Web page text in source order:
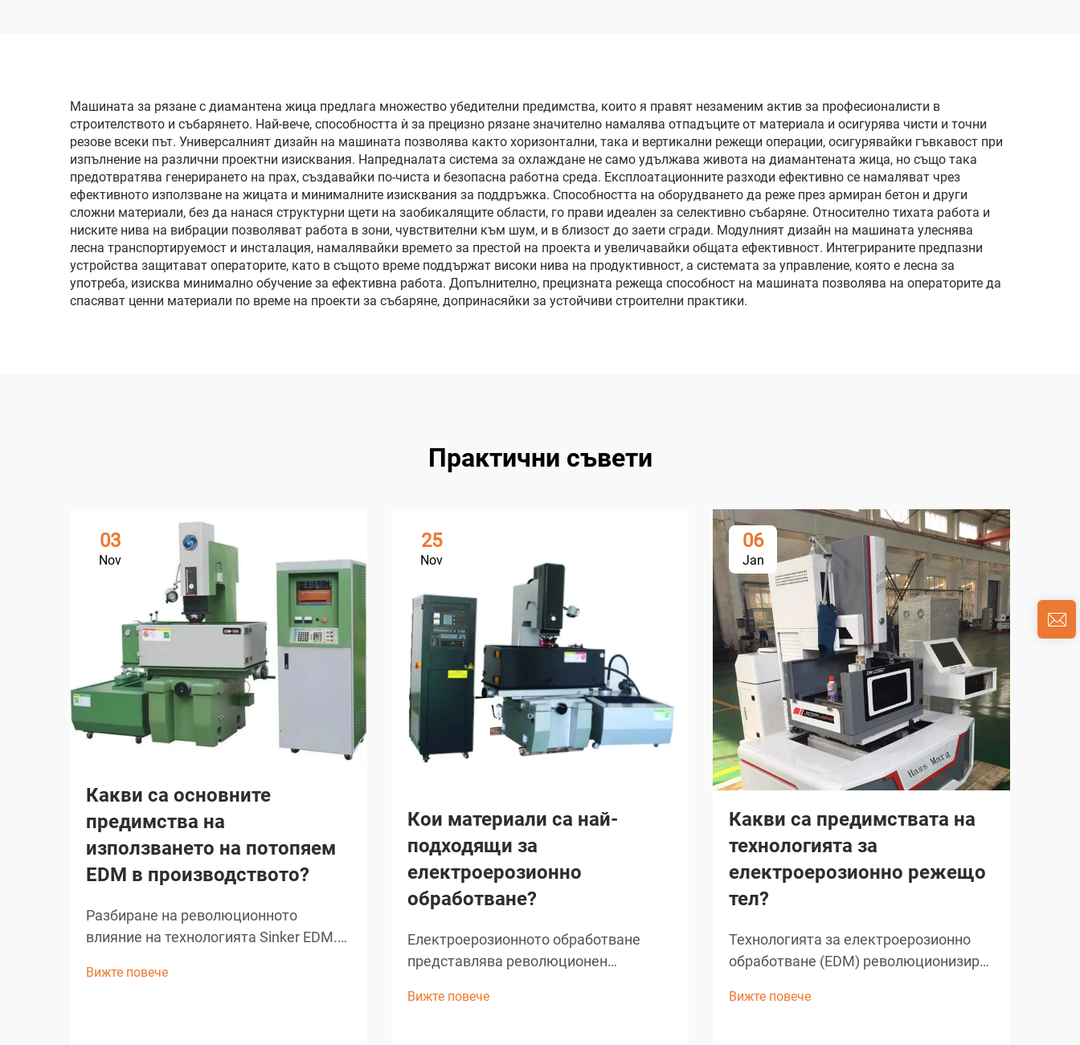
Машината за рязане с диамантена жица предлага множество убедителни предимства, които я правят незаменим актив за професионалисти в
строителството и събарянето. Най-вече, способността ѝ за прецизно рязане значително намалява отпадъците от материала и осигурява чисти и точни
резове всеки път. Универсалният дизайн на машината позволява както хоризонтални, така и вертикални режещи операции, осигурявайки гъвкавост при
изпълнение на различни проектни изисквания. Напредналата система за охлаждане не само удължава живота на диамантената жица, но също така
предотвратява генерирането на прах, създавайки по-чиста и безопасна работна среда. Експлоатационните разходи ефективно се намаляват чрез
ефективното използване на жицата и минималните изисквания за поддръжка. Способността на оборудването да реже през армиран бетон и други
сложни материали, без да нанася структурни щети на заобикалящите области, го прави идеален за селективно събаряне. Относително тихата работа и
ниските нива на вибрации позволяват работа в зони, чувствителни към шум, и в близост до заети сгради. Модулният дизайн на машината улеснява
лесна транспортируемост и инсталация, намалявайки времето за престой на проекта и увеличавайки общата ефективност. Интегрираните предпазни
устройства защитават операторите, като в същото време поддържат високи нива на продуктивност, а системата за управление, която е лесна за
употреба, изисква минимално обучение за ефективна работа. Допълнително, прецизната режеща способност на машината позволява на операторите да
спасяват ценни материали по време на проекти за събаряне, допринасяйки за устойчиви строителни практики.
Практични съвети
03
Nov
Какви са основните
предимства на
използването на потопяем
EDM в производството?
Разбиране на революционното
влияние на технологията Sinker EDM.
прецизност, ефективност и
Вижте повече
25
Nov
Кои материали са най-
подходящи за
електроерозионно
обработване?
Електроерозионното обработване
представлява революционен
преобразил прецизната
Вижте повече
06
Jan
Какви са предимствата на
технологията за
електроерозионно режещо
тел?
Технологията за електроерозионно
обработване (EDM) революционизира
различните индустрии, като
Вижте повече